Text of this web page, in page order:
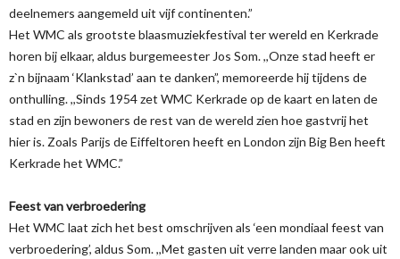
deelnemers aangemeld uit vijf continenten.”
Het WMC als grootste blaasmuziekfestival ter wereld en Kerkrade
horen bij elkaar, aldus burgemeester Jos Som. ,,Onze stad heeft er
z`n bijnaam ‘Klankstad’ aan te danken”, memoreerde hij tijdens de
onthulling. ,,Sinds 1954 zet WMC Kerkrade op de kaart en laten de
stad en zijn bewoners de rest van de wereld zien hoe gastvrij het
hier is. Zoals Parijs de Eiffeltoren heeft en London zijn Big Ben heeft
Kerkrade het WMC.”
Feest van verbroedering
Het WMC laat zich het best omschrijven als ‘een mondiaal feest van
verbroedering’, aldus Som. ,,Met gasten uit verre landen maar ook uit